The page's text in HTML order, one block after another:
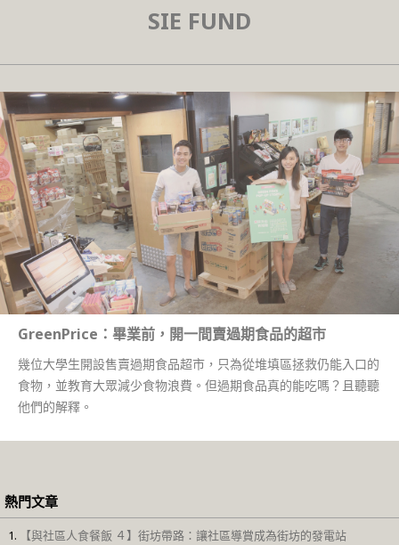
SIE FUND
GreenPrice：畢業前，開一間賣過期食品的超市
幾位大學生開設售賣過期食品超市，只為從堆填區拯救仍能入口的
食物，並教育大眾減少食物浪費。但過期食品真的能吃嗎？且聽聽
他們的解釋。
熱門文章
【與社區人食餐飯 ４】街坊帶路：讓社區導賞成為街坊的發電站